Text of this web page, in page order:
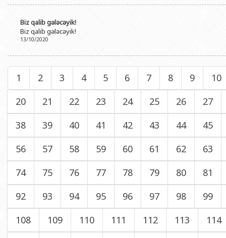
Biz qalib gələcəyik!
Biz qalib gələcəyik!
13/10/2020
1 2 3 4 5 6 7 8 9
10
20
21 22 23 24 25 26
27
38
39 40 41 42 43 44
45
56
57 58 59 60 61 62
63
74
75 76 77 78 79 80
81
92
93 94 95 96 97 98
99
108
109 110 111 112 113
114